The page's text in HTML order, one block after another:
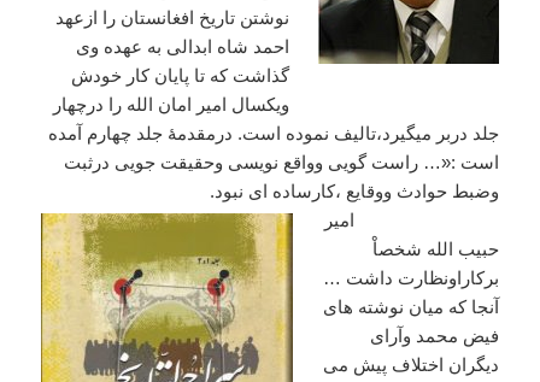
نوشتن تاریخ افغانستان را ازعهد
احمد شاه ابدالی به عهده وی
گذاشت که تا پایان کار خودش
ویکسال امیر امان الله را درچهار
جلد دربر میگیرد،تالیف نموده است. درمقدمهٔ جلد چهارم آمده
است :«…راست گویی وواقع نویسی وحقیقت جویی درثبت
وضبط حوادث ووقایع ،کارساده ای نبود.
امیر
حبیب الله شخصاْ
برکاراونظارت داشت …
آنجا که میان نوشته های
فیض محمد وآرای
دیگران اختلاف پیش می